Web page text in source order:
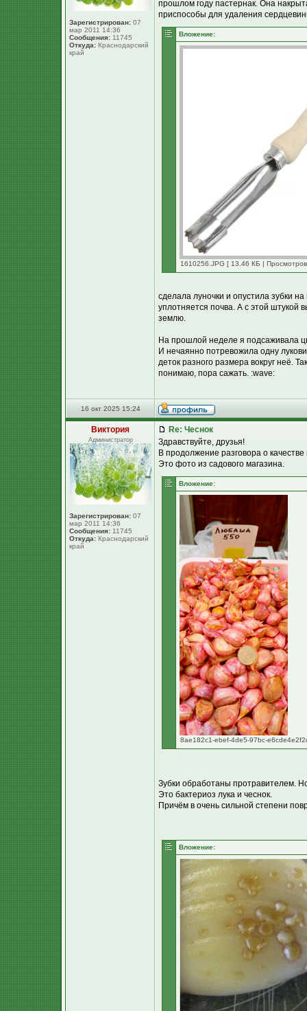
Зарегистрирован: 07
мар 2011 14:36
Сообщения: 11745
Откуда: Краснодарский
край
прошлом году пастернак. Она
приспособы для удаления
Вложение:
1610256.JPG [ 13.46 КБ |
сделала луночки и опустила зубки
уплотняется почва. А с этой штукой
землю.
На прошлой неделе я подсаживала
И нечаянно потревожила одну
деток разного размера вокруг неё.
понимаю, пора сажать. :wave:
16 окт 2025 15:24
Виктория
Администратор
Зарегистрирован: 07
мар 2011 14:36
Сообщения: 11745
Откуда: Краснодарский
край
Re: Чеснок
Здравствуйте, друзья!
В продолжение разговора о
Это фото из садового магазина.
Вложение:
8ae182c1-ebef-4de5-97bc-
Зубки обработаны протравителем.
Это бактериоз лука и чеснок.
Причём в очень сильной степени
Вложение: